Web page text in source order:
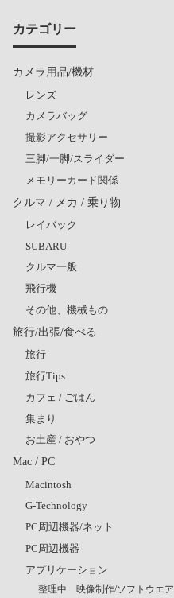
カテゴリー
カメラ用品/機材
レンズ
カメラバッグ
撮影アクセサリー
三脚/一脚/スライダー
メモリーカード関係
クルマ / メカ / 乗り物
レイバック
SUBARU
クルマ一般
飛行機
その他、機械もの
旅行/出張/食べる
旅行
旅行Tips
カフェ / ごはん
集まり
お土産 / おやつ
Mac / PC
Macintosh
G-Technology
PC周辺機器/ネット
PC周辺機器
アプリケーション
整理中 映像制作/ソフトウエア